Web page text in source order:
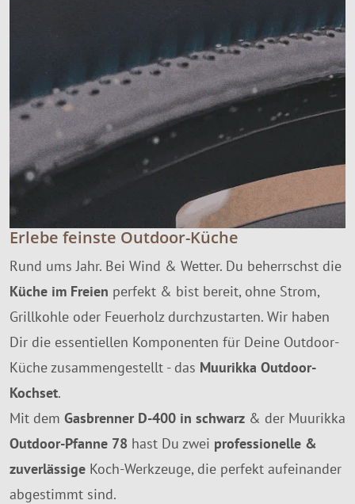
Erlebe feinste Outdoor-Küche
Rund ums Jahr. Bei Wind & Wetter. Du beherrschst die
Küche im Freien perfekt & bist bereit, ohne Strom,
Grillkohle oder Feuerholz durchzustarten. Wir haben
Dir die essentiellen Komponenten für Deine Outdoor-
Küche zusammengestellt - das Muurikka Outdoor-
Kochset.
Mit dem Gasbrenner D-400 in schwarz & der Muurikka
Outdoor-Pfanne 78 hast Du zwei professionelle &
zuverlässige Koch-Werkzeuge, die perfekt aufeinander
abgestimmt sind.